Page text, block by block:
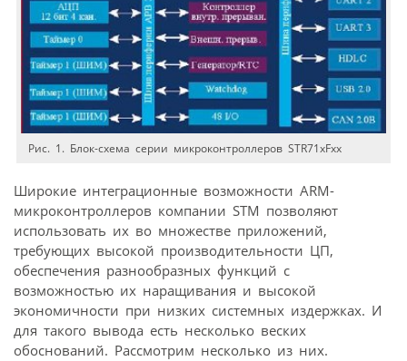
Рис. 1. Блок-схема серии микроконтроллеров STR71xFxx
Широкие интеграционные возможности ARM-
микроконтроллеров компании STM позволяют
использовать их во множестве приложений,
требующих высокой производительности ЦП,
обеспечения разнообразных функций с
возможностью их наращивания и высокой
экономичности при низких системных издержках. И
для такого вывода есть несколько веских
обоснований. Рассмотрим несколько из них.